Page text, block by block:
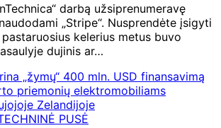
darbą užsiprenumeravę
„Stripe“. Nusprendėte įsigyti
kelerius metus buvo
dujinis ar…
PUSĖ